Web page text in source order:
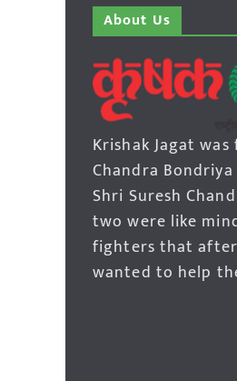
About Us
Krishak Jagat
Chandra
Shri Suresh
two were like
fighters that
wanted to help